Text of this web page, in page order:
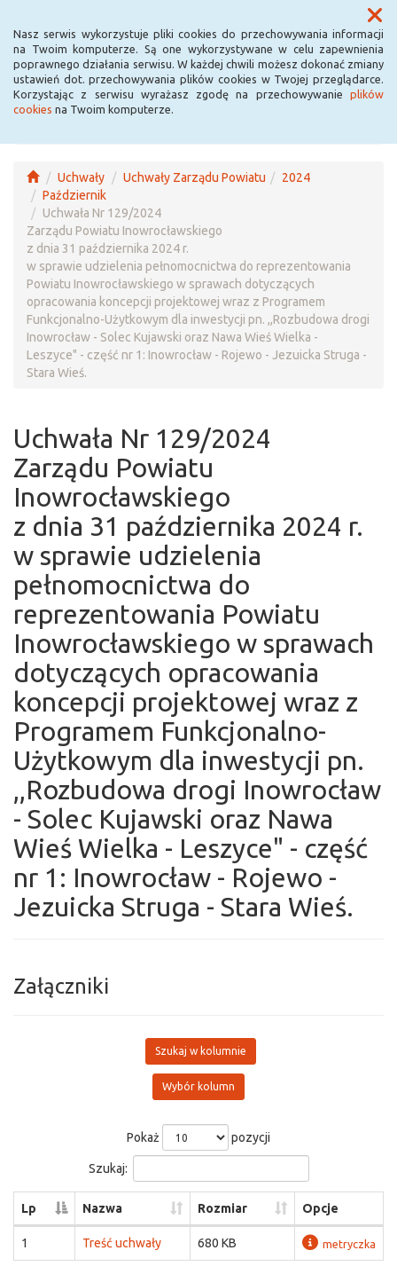
Nasz serwis wykorzystuje pliki cookies do przechowywania informacji
na Twoim komputerze. Są one wykorzystywane w celu zapewnienia
poprawnego działania serwisu. W każdej chwili możesz dokonać zmiany
ustawień dot. przechowywania plików cookies w Twojej przeglądarce.
Korzystając z serwisu wyrażasz zgodę na przechowywanie plików
cookies na Twoim komputerze.
Menu
Uchwały Uchwały Zarządu Powiatu
2024
Październik
Uchwała Nr 129/2024
Zarządu Powiatu Inowrocławskiego
z dnia 31 października 2024 r.
w sprawie udzielenia pełnomocnictwa do reprezentowania
Powiatu Inowrocławskiego w sprawach dotyczących
opracowania koncepcji projektowej wraz z Programem
Funkcjonalno-Użytkowym dla inwestycji pn. ,,Rozbudowa drogi
Inowrocław - Solec Kujawski oraz Nawa Wieś Wielka -
Leszyce" - część nr 1: Inowrocław - Rojewo - Jezuicka Struga -
Stara Wieś.
Uchwała Nr 129/2024
Zarządu Powiatu
Inowrocławskiego
z dnia 31 października 2024 r.
w sprawie udzielenia
pełnomocnictwa do
reprezentowania Powiatu
Inowrocławskiego w sprawach
dotyczących opracowania
koncepcji projektowej wraz z
Programem Funkcjonalno-
Użytkowym dla inwestycji pn.
,,Rozbudowa drogi Inowrocław
- Solec Kujawski oraz Nawa
Wieś Wielka - Leszyce" - część
nr 1: Inowrocław - Rojewo -
Jezuicka Struga - Stara Wieś.
Załączniki
Szukaj w kolumnie
Wybór kolumn
Pokaż pozycji
Szukaj:
Lp Nazwa Rozmiar Opcje
1 Treść uchwały 680 KB metryczka